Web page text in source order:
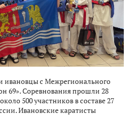
ивановцы с Межрегионального
69». Соревнования прошли 28
500 участников в составе 27
Ивановские каратисты